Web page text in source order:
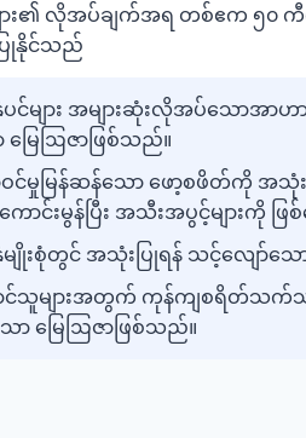
ား၏ လိုအပ်ချက်အရ တစ်ဧက ၅၀
နိုင်သည်
င်များ အများဆုံးလိုအပ်သောအာဟ
မြေဩဇာဖြစ်သည်။
ဝင်မှုမြန်ဆန်သော ဖော့စဖိတ်ကို အသုံ
ောင်းမွန်ပြီး အသီးအပွင့်များကို ဖြ
ျိုးစုံတွင် အသုံးပြုရန် သင့်လျော်သေ
သူများအတွက် ကုန်ကျစရိတ်သက်သာ
ာ မြေဩဇာဖြစ်သည်။